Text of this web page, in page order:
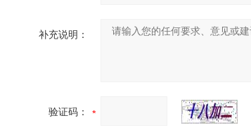
补充说明：
验证码：